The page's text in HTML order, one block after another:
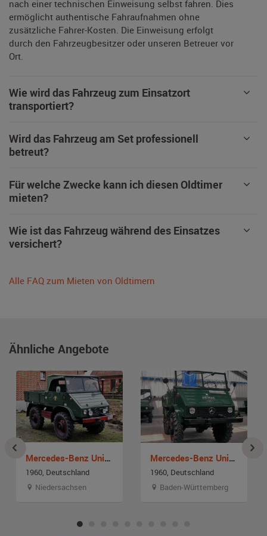
nach einer technischen Einweisung selbst fahren. Dies
ermöglicht authentische Fahraufnahmen ohne
zusätzliche Fahrer-Kosten. Die Einweisung erfolgt
durch den Fahrzeugbesitzer oder unseren Betreuer vor
Ort.
Wie wird das Fahrzeug zum Einsatzort
transportiert?
Wird das Fahrzeug am Set professionell
betreut?
Für welche Zwecke kann ich diesen Oldtimer
mieten?
Wie ist das Fahrzeug während des Einsatzes
versichert?
Alle FAQ zum Mieten von Oldtimern
Ähnliche Angebote
Mercedes-Benz Unimog U 401
1960, Deutschland
Niedersachsen
Mercedes-Benz Unimog U 411
1960, Deutschland
Baden-Württemberg